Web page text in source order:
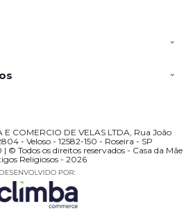
E COMERCIO DE VELAS LTDA, Rua João
- Veloso - 12582-150 - Roseira - SP
© Todos os direitos reservados - Casa da Mãe
Religiosos - 2026